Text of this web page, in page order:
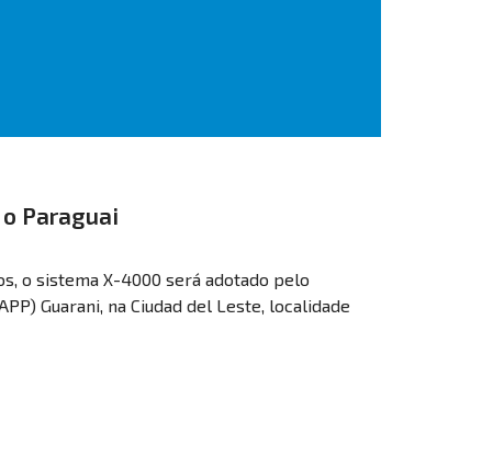
Paraguai
o sistema X-4000 será adotado pelo
Guarani, na Ciudad del Leste, localidade